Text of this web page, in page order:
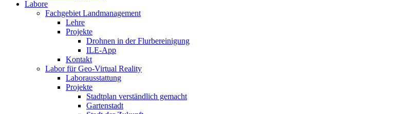
Labore
Fachgebiet Landmanagement
Lehre
Projekte
Drohnen in der Flurbereinigung
ILE-App
Kontakt
Labor für Geo-Virtual Reality
Laborausstattung
Projekte
Stadtplan verständlich gemacht
Gartenstadt